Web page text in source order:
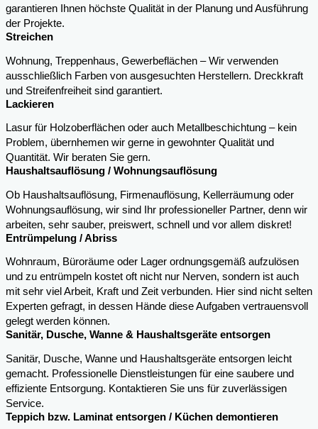
garantieren Ihnen höchste Qualität in der Planung und Ausführung
der Projekte.
Streichen
Wohnung, Treppenhaus, Gewerbeflächen – Wir verwenden
ausschließlich Farben von ausgesuchten Herstellern. Dreckkraft
und Streifenfreiheit sind garantiert.
Lackieren
Lasur für Holzoberflächen oder auch Metallbeschichtung – kein
Problem, übernhemen wir gerne in gewohnter Qualität und
Quantität. Wir beraten Sie gern.
Haushaltsauflösung / Wohnungsauflösung
Ob Haushaltsauflösung, Firmenauflösung, Kellerräumung oder
Wohnungsauflösung, wir sind Ihr professioneller Partner, denn wir
arbeiten, sehr sauber, preiswert, schnell und vor allem diskret!
Entrümpelung / Abriss
Wohnraum, Büroräume oder Lager ordnungsgemäß aufzulösen
und zu entrümpeln kostet oft nicht nur Nerven, sondern ist auch
mit sehr viel Arbeit, Kraft und Zeit verbunden. Hier sind nicht selten
Experten gefragt, in dessen Hände diese Aufgaben vertrauensvoll
gelegt werden können.
Sanitär, Dusche, Wanne & Haushaltsgeräte entsorgen
Sanitär, Dusche, Wanne und Haushaltsgeräte entsorgen leicht
gemacht. Professionelle Dienstleistungen für eine saubere und
effiziente Entsorgung. Kontaktieren Sie uns für zuverlässigen
Service.
Teppich bzw. Laminat entsorgen / Küchen demontieren